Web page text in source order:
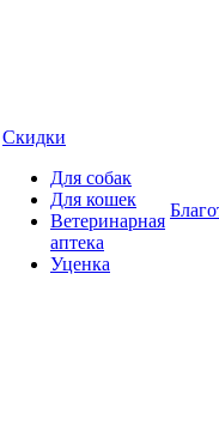
Скидки
Для собак
Для кошек
Ветеринарная
аптека
Уценка